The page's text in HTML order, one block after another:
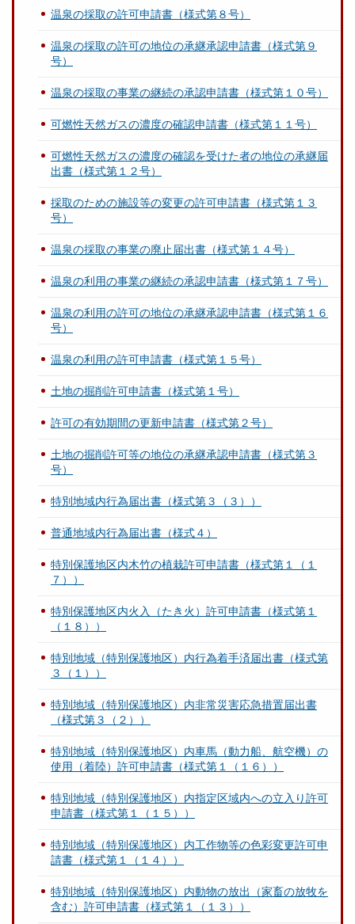
温泉の採取の許可申請書（様式第８号）
温泉の採取の許可の地位の承継承認申請書（様式第９
号）
温泉の採取の事業の継続の承認申請書（様式第１０号）
可燃性天然ガスの濃度の確認申請書（様式第１１号）
可燃性天然ガスの濃度の確認を受けた者の地位の承継届
出書（様式第１２号）
採取のための施設等の変更の許可申請書（様式第１３
号）
温泉の採取の事業の廃止届出書（様式第１４号）
温泉の利用の事業の継続の承認申請書（様式第１７号）
温泉の利用の許可の地位の承継承認申請書（様式第１６
号）
温泉の利用の許可申請書（様式第１５号）
土地の掘削許可申請書（様式第１号）
許可の有効期間の更新申請書（様式第２号）
土地の掘削許可等の地位の承継承認申請書（様式第３
号）
特別地域内行為届出書（様式第３（３））
普通地域内行為届出書（様式４）
特別保護地区内木竹の植栽許可申請書（様式第１（１
７））
特別保護地区内火入（たき火）許可申請書（様式第１
（１８））
特別地域（特別保護地区）内行為着手済届出書（様式第
３（１））
特別地域（特別保護地区）内非常災害応急措置届出書
（様式第３（２））
特別地域（特別保護地区）内車馬（動力船、航空機）の
使用（着陸）許可申請書（様式第１（１６））
特別地域（特別保護地区）内指定区域内への立入り許可
申請書（様式第１（１５））
特別地域（特別保護地区）内工作物等の色彩変更許可申
請書（様式第１（１４））
特別地域（特別保護地区）内動物の放出（家畜の放牧を
含む）許可申請書（様式第１（１３））